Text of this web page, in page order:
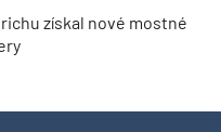
získal nové mostné